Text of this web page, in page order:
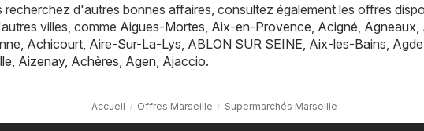
recherchez d'autres bonnes affaires, consultez également les offres
villes, comme Aigues-Mortes Aix-en-Provence Acigné Agneaux
Achicourt Aire-Sur-La-Lys ABLON SUR SEINE Aix-les-Bains Agde
Aizenay, Achères Agen Ajaccio.
Accueil Offres Marseille Supermarchés Marseille